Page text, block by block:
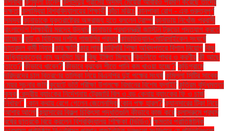
দর্শনার্থী কর্ণফুলী টানেল কলসিন্দুর গ্রামের অদম্য মেয়েরা আবারও প্রমাণ করেছে তাদের
দক্ষতা কলাম্বিয়া বিশ্ববিদ্যালয়ের শিক্ষার্থী কাঁচা মরিচে কানপাকা রোগ - এক গুরুত্বপুর্ণ
সমস্যা কানাডাকে যুক্তরাষ্ট্রের অঙ্গরাজ্য হতে বললেন ট্রাম্প কানাডায় নিখোঁজ প্রবাসী
বাংলাদেশি শিক্ষার্থীর মরদেহ উদ্ধার কানাডার প্রধানমন্ত্রী জাস্টিন ট্রুডো পদত্যাগ করতে
যাচ্ছেন কান্ট ও হিউমের দর্শনে গাজালির প্রভাব কাভার্ডভ্যান-মোটরসাইকেল সংঘর্ষে
ছাত্রদল কর্মী নিহত কার ক্ষতি কার লাভ কারিগরি শিক্ষা অধিদপ্তরে বিশাল নিয়োগ কিছু
অধিনায়কত্বের নাম অনুমিত ছিল কিছু ইঙ্গিত মিলছে কিডনিতে পাথর ও করণীয় কী আছে
তাতে? কীভাবে খাবেন? কীভাবে বুঝবেন শীতে পানি কম খাওয়া হচ্ছে? কুড়িগ্রামে
দরিদ্রদের চাল বিতরণের তালিকা নিয়ে বিএনপির দুই পক্ষের সংঘর্ষ কুমিল্লা সিটির সাবেক
মেয়র সূচনার জমি কুয়েটে ভর্তি পরীক্ষা উপলক্ষে বিমানের বিশেষ ফ্লাইট কৃত্রিম বুদ্ধিমত্তা
কৃষক কেন্দ্রীয় ব্যাংকের নির্দেশনায় ট্রেজারি বিল ও বন্ড কেনায় ব্যাংকের ফি ও চার্জ
নির্ধারণ" কোন কথায় রেগে গেলেন জেলেনস্কি কোন পক্ষ হারল? ক্যানসারের টিকা নিয়ে
আশার আলো ক্যান্সারের বিকল্প চিকিৎসা পদ্ধতিগুলি কীভাবে কাজ করে ক্লাসরুমে প্রথম
বর্ষের ছাত্রকে বিয়ে করলেন বিশ্ববিদ্যালয় শিক্ষিকা (ভিডিও) ক্ষমতার প্রাতিষ্ঠানিক